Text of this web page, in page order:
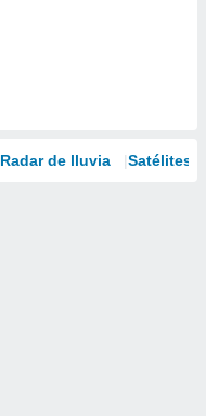
Radar de lluvia Satélites